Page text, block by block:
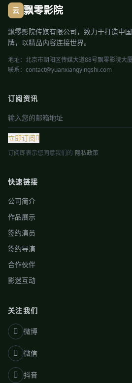
云 飘零影院
飘零影院传媒有限公司，致力于打造中
牌，以精品内容连接世界。
地址：北京市朝阳区传媒大道88号飘零影院大厦
联系：contact@yuanxiangyingshi.com
订阅资讯
立即订阅
订阅即表示您同意我们的 隐私政策
快速链接
公司简介
作品展示
签约演员
签约导演
合作伙伴
影迷互动
关注我们
微博
微信
抖音